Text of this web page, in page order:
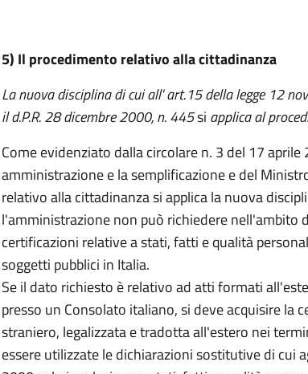
5) Il procedimento relativo alla cittadinanza
La nuova disciplinadi cui all' art.15 della legge 12
il d.P.R. 28 dicembre 2000, n. 445si applica al
Come evidenziato dalla circolare n. 3 del 17
amministrazione e la semplificazione e del
relativo alla cittadinanza si applica la nuova
l'amministrazione non può richiedere nell'ambito
certificazioni relative a stati, fatti e qualità
soggetti pubblici in Italia.
Se il dato richiesto è relativo ad atti formati
presso un Consolato italiano, si deve acquisire la
straniero, legalizzata e tradotta all'estero nei
essere utilizzate le dichiarazioni sostitutive di cui